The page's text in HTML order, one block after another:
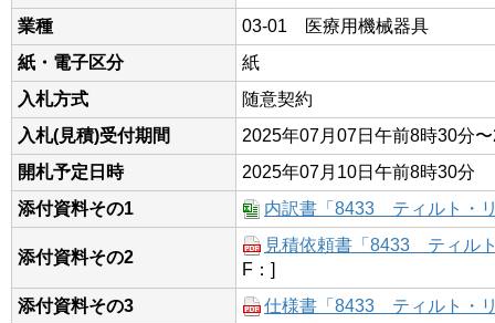
業種
03-01 医療用機械器具
紙・電子区分
紙
入札方式
随意契約
入札(見積)受付期間
2025年07月07日午前8時30分
開札予定日時
2025年07月10日午前8時30分
添付資料その1
内訳書「8433 ティルト・
添付資料その2
見積依頼書「8433 ティル
F：]
添付資料その3
仕様書「8433 ティルト・